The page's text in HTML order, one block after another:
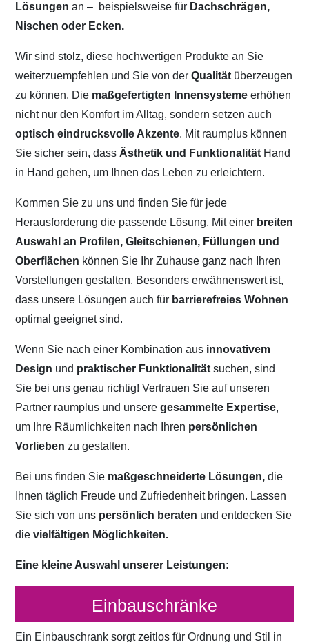
Lösungen an – beispielsweise für Dachschrägen,
Nischen oder Ecken.
Wir sind stolz, diese hochwertigen Produkte an Sie
weiterzuempfehlen und Sie von derQualität überzeugen
zu können. Die maßgefertigten Innensystemeerhöhen
nicht nur den Komfort im Alltag, sondern setzen auch
optisch eindrucksvolle Akzente. Mit raumplus können
Sie sicher sein, dass Ästhetik und Funktionalität Hand
in Hand gehen, um Ihnen das Leben zu erleichtern.
Kommen Sie zu uns und finden Sie für jede
Herausforderung die passende Lösung. Mit einer breiten
Auswahl an Profilen, Gleitschienen, Füllungen und
Oberflächen können Sie Ihr Zuhause ganz nach Ihren
Vorstellungen gestalten. Besonders erwähnenswert ist,
dass unsere Lösungen auch für barrierefreies Wohnen
optimal geeignet sind.
Wenn Sie nach einer Kombination aus innovativem
Design und praktischer Funktionalitätsuchen, sind
Sie bei uns genau richtig! Vertrauen Sie auf unseren
Partner raumplus und unseregesammelte Expertise,
um Ihre Räumlichkeiten nach Ihren persönlichen
Vorliebenzu gestalten.
Bei uns finden Sie maßgeschneiderte Lösungen, die
Ihnen täglich Freude und Zufriedenheit bringen. Lassen
Sie sich von uns persönlich beraten und entdecken Sie
dievielfältigen Möglichkeiten.
Eine kleine Auswahl unserer Leistungen:
Einbauschränke
Ein Einbauschrank sorgt zeitlos für Ordnung und Stil in